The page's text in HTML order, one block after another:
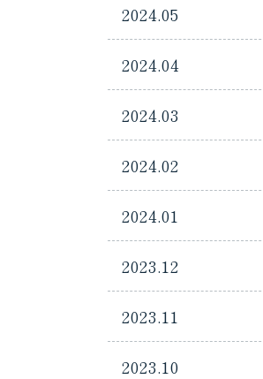
2024.05
2024.04
2024.03
2024.02
2024.01
2023.12
2023.11
2023.10